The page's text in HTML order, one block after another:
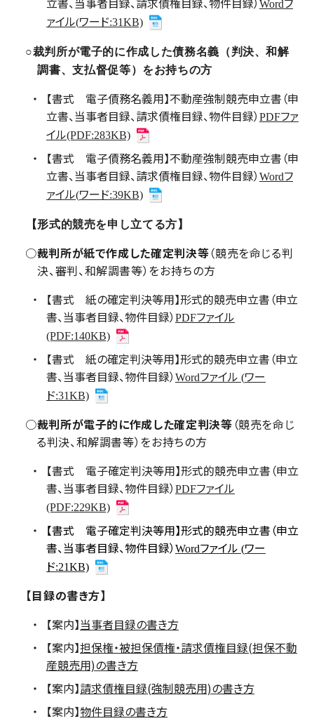
Word
ァイル(ワード:31KB)
○裁判所が電子的に作成した債務名義（判決、和解
調書、支払督促等）をお持ちの方
【書式 電子債務名義用】不動産強制競売申立書（申
立書、当事者目録、請求債権目録、物件目録） PDFファ
イル(PDF:283KB)
【書式 電子債務名義用】不動産強制競売申立書（申
立書、当事者目録、請求債権目録、物件目録） Wordフ
ァイル(ワード:39KB)
【形式的競売を申し立てる方】
○裁判所が紙で作成した確定判決等（競売を命じる判
決、審判、和解調書等）をお持ちの方
【書式 紙の確定判決等用】形式的競売申立書（申立
書、当事者目録、物件目録） PDFファイル
(PDF:140KB)
【書式 紙の確定判決等用】形式的競売申立書（申立
書、当事者目録、物件目録） Wordファイル (ワー
ド:31KB)
○裁判所が電子的に作成した確定判決等 （競売を命じ
る判決、和解調書等）をお持ちの方
【書式 電子確定判決等用】形式的競売申立書（申立
書、当事者目録、物件目録） PDFファイル
(PDF:229KB)
【書式 電子確定判決等用】形式的競売申立書（申立
書、当事者目録、物件目録） Wordファイル (ワー
ド:21KB)
【目録の書き方】
【案内】当事者目録の書き方
【案内】担保権・被担保債権・請求債権目録(担保不動
産競売用)の書き方
【案内】請求債権目録(強制競売用)の書き方
【案内】物件目録の書き方